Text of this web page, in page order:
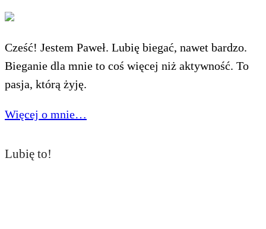
Cześć! Jestem Paweł. Lubię biegać, nawet bardzo.
Bieganie dla mnie to coś więcej niż aktywność. To
pasja, którą żyję.
Więcej o mnie…
Lubię to!